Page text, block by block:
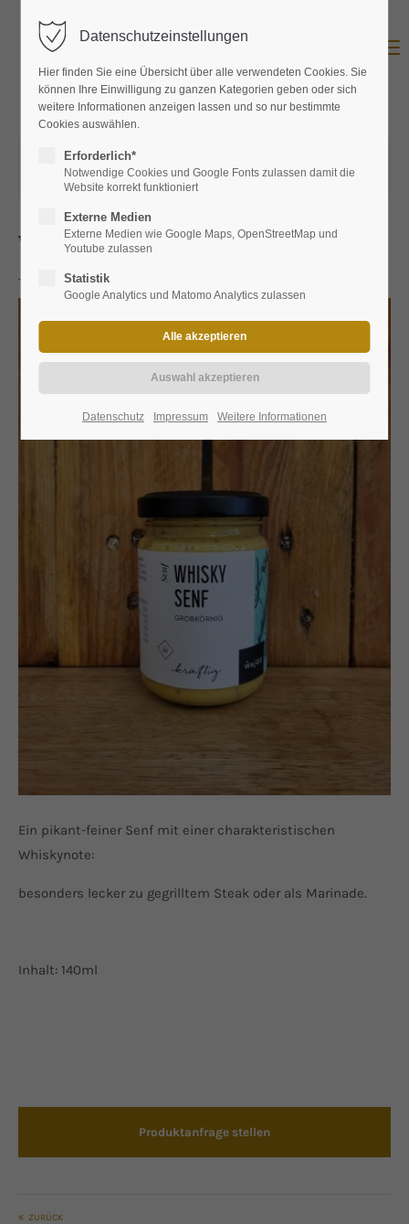
17.04.2025 14:54
(Kommentare: 0)
Whisky Senf
Ein pikant-feiner Senf mit einer charakteristischen
Whiskynote:
besonders lecker zu gegrilltem Steak oder als Marinade.
Inhalt: 140ml
Produktanfrage stellen
ZURÜCK
Datenschutzeinstellungen
Hier finden Sie eine Übersicht über alle verwendeten Cookies. Sie
können Ihre Einwilligung zu ganzen Kategorien geben oder sich
weitere Informationen anzeigen lassen und so nur bestimmte
Cookies auswählen.
Erforderlich*
Notwendige Cookies und Google Fonts zulassen damit die
Website korrekt funktioniert
Externe Medien
Externe Medien wie Google Maps, OpenStreetMap und
Youtube zulassen
Statistik
Google Analytics und Matomo Analytics zulassen
Datenschutz Impressum Weitere Informationen